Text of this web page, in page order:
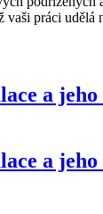
vaši práci udělá
a jeho
a jeho